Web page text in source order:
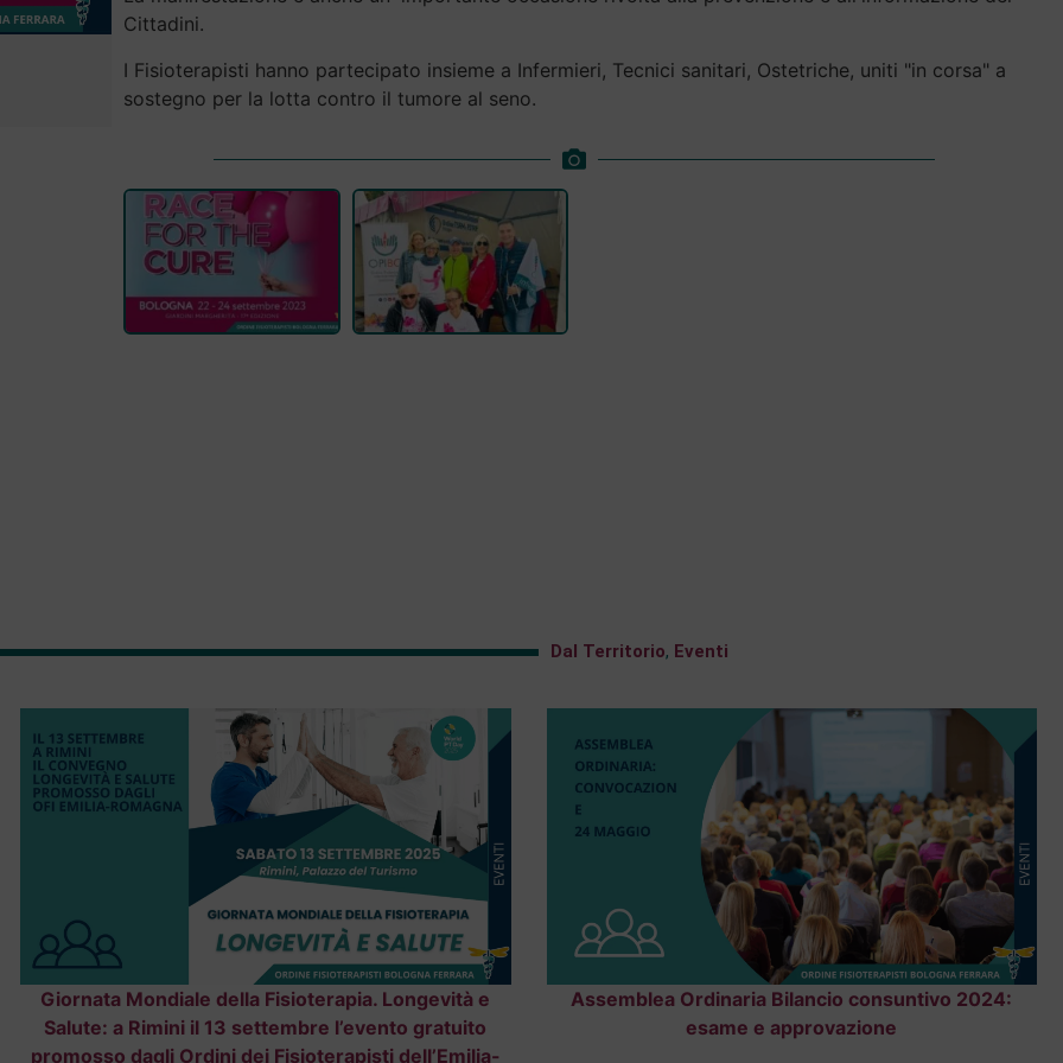
Cittadini.
I Fisioterapisti hanno partecipato insieme a Infermieri, Tecnici sanitari, Ostetriche, uniti "in corsa" a
sostegno per la lotta contro il tumore al seno.
Dal Territorio, Eventi
Giornata Mondiale della Fisioterapia. Longevità e
Salute: a Rimini il 13 settembre l’evento gratuito
promosso dagli Ordini dei Fisioterapisti dell’Emilia-
Assemblea Ordinaria Bilancio consuntivo 2024:
esame e approvazione